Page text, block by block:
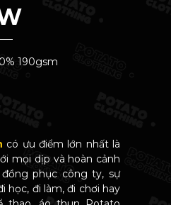
190gsm
có ưu điểm lớn nhất là
mọi dịp và hoàn cảnh
phục công ty, sự
học, đi làm, đi chơi hay